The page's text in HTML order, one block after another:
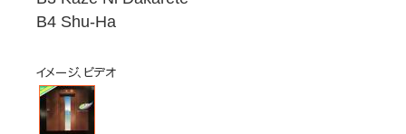
B4 Shu-Ha